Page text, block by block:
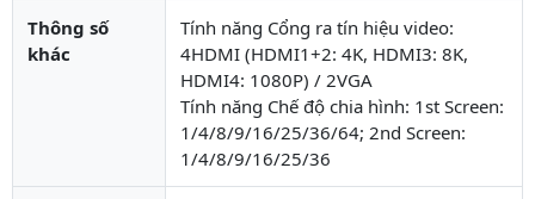
Thông số
khác
Tính năng Cổng ra tín hiệu video:
4HDMI (HDMI1+2: 4K, HDMI3: 8K,
HDMI4: 1080P) / 2VGA
Tính năng Chế độ chia hình: 1st Screen:
1/4/8/9/16/25/36/64; 2nd Screen:
1/4/8/9/16/25/36